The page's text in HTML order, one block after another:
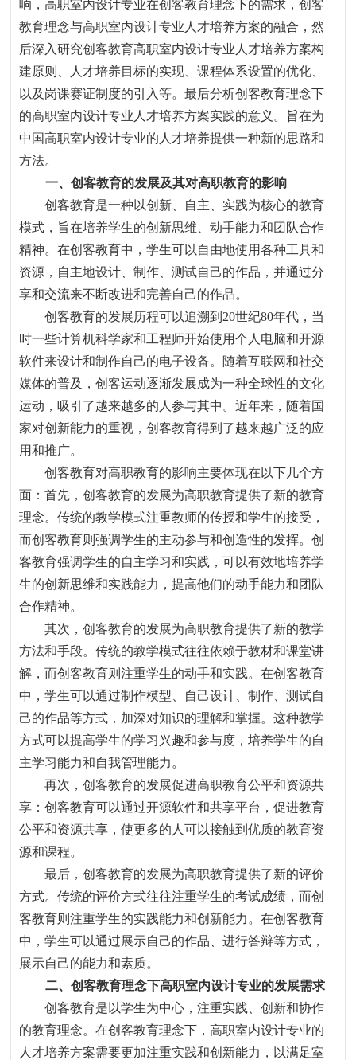
响，高职室内设计专业在创客教育理念下的需求，创客
教育理念与高职室内设计专业人才培养方案的融合，然
后深入研究创客教育高职室内设计专业人才培养方案构
建原则、人才培养目标的实现、课程体系设置的优化、
以及岗课赛证制度的引入等。最后分析创客教育理念下
的高职室内设计专业人才培养方案实践的意义。旨在为
中国高职室内设计专业的人才培养提供一种新的思路和
方法。
一、 创客教育的发展及其对高职教育的影响
创客教育是一种以创新、自主、实践为核心的教育
模式 ， 旨在培养学生的创新思维、动手能力和团队合作
精神。在创客教育中 ，学生可以自由地使用各种工具和
资源 ， 自主地设计、制作、测试自己的作品 ，并通过分
享和交流来不断改进和完善自己的作品。
创客教育的发展历程可以追溯到 20世纪80年代 ， 当
时一些计算机科学家和工程师开始使用个人电脑和开源
软件来设计和制作自己的电子设备。随着互联网和社交
媒体的普及 ，创客运动逐渐发展成为一种全球性的文化
运动 ， 吸引了越来越多的人参与其中。近年来 ， 随着国
家对创新能力的重视 ，创客教育得到了越来越广泛的应
用和推广。
创客教育对高职教育的影响主要体现在以下几个方
面 ：首先，创客教育的发展为高职教育提供了新的教育
理念。传统的教学模式注重教师的传授和学生的接受，
而创客教育则强调学生的主动参与和创造性的发挥。创
客教育强调学生的自主学习和实践 ，可以有效地培养学
生的创新思维和实践能力 ，提高他们的动手能力和团队
合作精神。
其次，创客教育的发展为高职教育提供了新的教学
方法和手段。传统的教学模式往往依赖于教材和课堂讲
解，而创客教育则注重学生的动手和实践。在创客教育
中，学生可以通过制作模型、自己设计、制作、测试自
己的作品等方式，加深对知识的理解和掌握。这种教学
方式可以提高学生的学习兴趣和参与度，培养学生的自
主学习能力和自我管理能力。
再次，创客教育的发展促进高职教育公平和资源共
享 ：创客教育可以通过开源软件和共享平台 ，促进教育
公平和资源共享 ，使更多的人可以接触到优质的教育资
源和课程。
最后，创客教育的发展为高职教育提供了新的评价
方式。传统的评价方式往往注重学生的考试成绩，而创
客教育则注重学生的实践能力和创新能力。在创客教育
中，学生可以通过展示自己的作品、进行答辩等方式，
展示自己的能力和素质。
二、创客教育理念下高职室内设计专业的发展需求
创客教育是以学生为中心 ，注重实践、创新和协作
的教育理念。在创客教育理念下 ，高职室内设计专业的
人才培养方案需要更加注重实践和创新能力 ， 以满足室